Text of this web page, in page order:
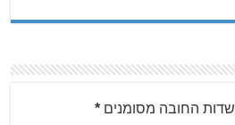
שדות החובה מסומנים*